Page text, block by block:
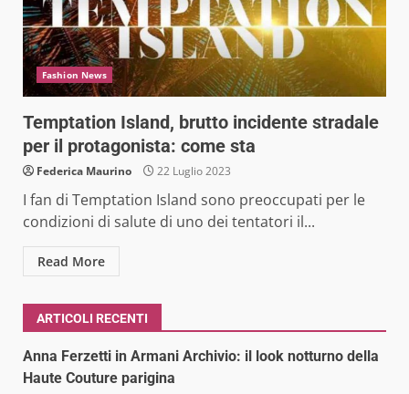
Fashion News
Temptation Island, brutto incidente stradale
per il protagonista: come sta
Federica Maurino 22 Luglio 2023
I fan di Temptation Island sono preoccupati per le
condizioni di salute di uno dei tentatori il...
Read More
ARTICOLI RECENTI
Anna Ferzetti in Armani Archivio: il look notturno della
Haute Couture parigina